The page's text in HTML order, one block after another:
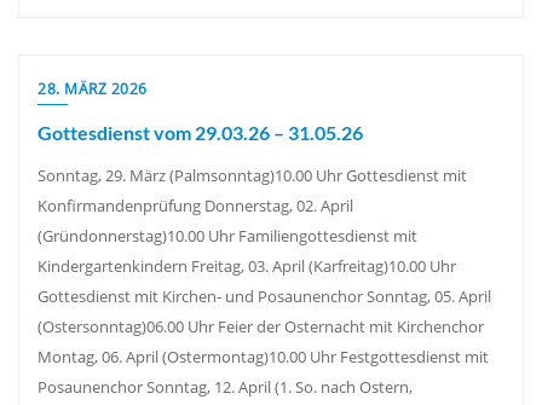
28. MÄRZ 2026
Gottesdienst vom 29.03.26 – 31.05.26
Sonntag, 29. März (Palmsonntag)10.00 Uhr Gottesdienst mit
Konfirmandenprüfung Donnerstag, 02. April
(Gründonnerstag)10.00 Uhr Familiengottesdienst mit
Kindergartenkindern Freitag, 03. April (Karfreitag)10.00 Uhr
Gottesdienst mit Kirchen- und Posaunenchor Sonntag, 05. April
(Ostersonntag)06.00 Uhr Feier der Osternacht mit Kirchenchor
Montag, 06. April (Ostermontag)10.00 Uhr Festgottesdienst mit
Posaunenchor Sonntag, 12. April (1. So. nach Ostern,